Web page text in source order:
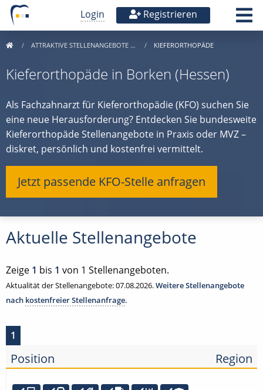
Login Registrieren
ATTRAKTIVE STELLENANGEBOTE … KIEFERORTHOPÄDE
Kieferorthopäde in Borken (Hessen)
Als Fachzahnarzt für Kieferorthopädie (KFO) suchen Sie
eine neue Herausforderung? Entdecken Sie bundesweite
Kieferorthopäde Stellenangebote in Praxis oder MVZ –
diskret, persönlich und kostenfrei vermittelt.
Jetzt passende KFO-Stelle anfragen
Aktuelle Stellenangebote
Zeige 1 bis 1 von 1 Stellenangeboten.
Aktualität der Stellenangebote: 07.08.2026.Weitere Stellenangebote
nach kostenfreier Stellenanfrage.
1
Position Region